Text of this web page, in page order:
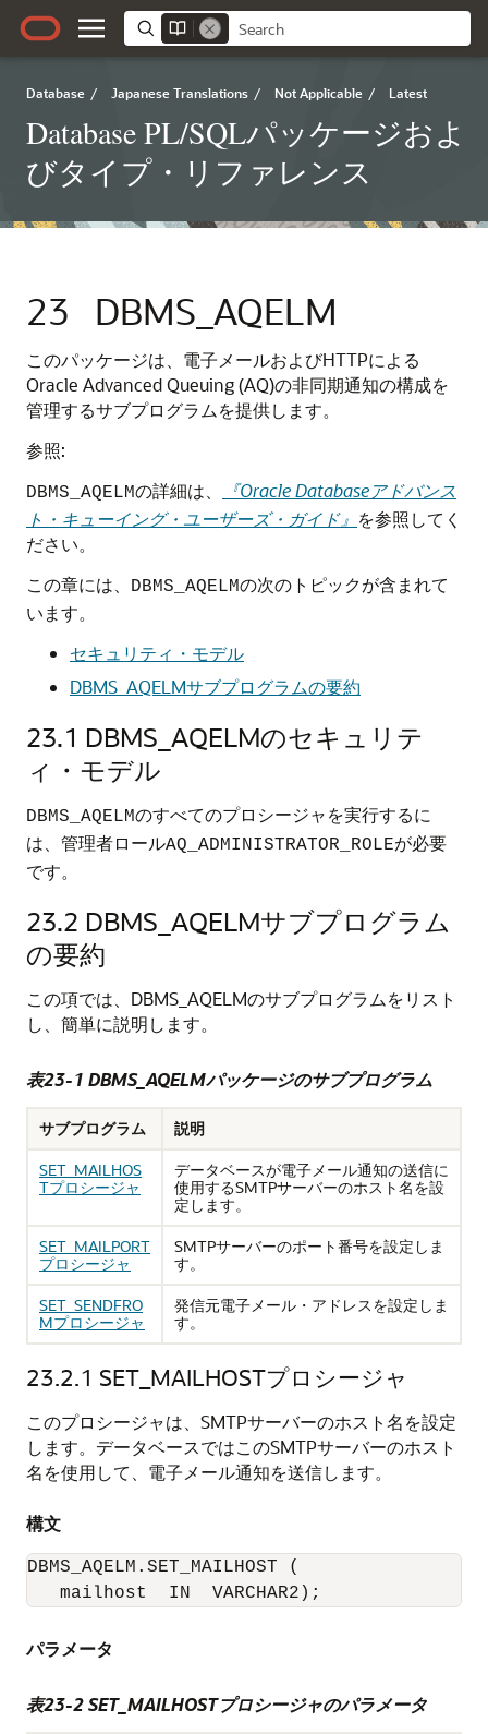
Database / Japanese Translations / Not Applicable / Latest
Database PL/SQLパッケージおよ
びタイプ・リファレンス
23 DBMS_AQELM
このパッケージは、電子メールおよびHTTPによる
Oracle Advanced Queuing (AQ)の非同期通知の構成を
管理するサブプログラムを提供します。
参照:
DBMS_AQELMの詳細は、
『Oracle Databaseアドバンス
ト・キューイング・ユーザーズ・ガイド』 を参照してく
ださい。
この章には、
DBMS_AQELMの次のトピックが含まれて
います。
セキュリティ・モデル
DBMS_AQELMサブプログラムの要約
23.1 DBMS_AQELMのセキュリテ
ィ・モデル
DBMS_AQELMのすべてのプロシージャを実行するに
は、管理者ロールAQ_ADMINISTRATOR_ROLEが必要
です。
23.2 DBMS_AQELMサブプログラム
の要約
この項では、DBMS_AQELMのサブプログラムをリスト
し、簡単に説明します。
表23-1 DBMS_AQELMパッケージのサブプログラム
サブプログラム
説明
SET_MAILHOS
Tプロシージャ
データベースが電子メール通知の送信に
使用するSMTPサーバーのホスト名を設
定します。
SET_MAILPORT
プロシージャ
SMTPサーバーのポート番号を設定しま
す。
SET_SENDFRO
Mプロシージャ
発信元電子メール・アドレスを設定しま
す。
23.2.1 SET_MAILHOSTプロシージャ
このプロシージャは、SMTPサーバーのホスト名を設定
します。データベースではこのSMTPサーバーのホスト
名を使用して、電子メール通知を送信します。
構文
DBMS_AQELM.SET_MAILHOST (
   mailhost  IN  VARCHAR2);
パラメータ
表23-2 SET_MAILHOSTプロシージャのパラメータ